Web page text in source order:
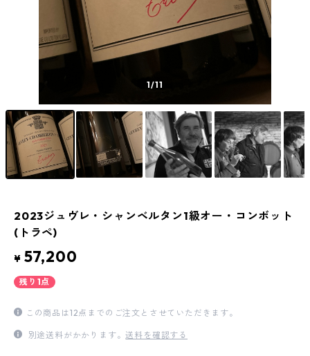
1/11
2023ジュヴレ・シャンベルタン1級オー・コンボット
(トラペ)
¥ 57,200
残り1点
この商品は12点までのご注文とさせていただきます。
別途送料がかかります。送料を確認する